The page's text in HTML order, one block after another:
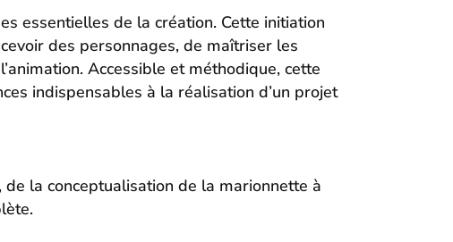
essentielles de la création. Cette initiation
des personnages, de maîtriser les
Accessible et méthodique, cette
indispensables à la réalisation d’un projet
la conceptualisation de la marionnette à